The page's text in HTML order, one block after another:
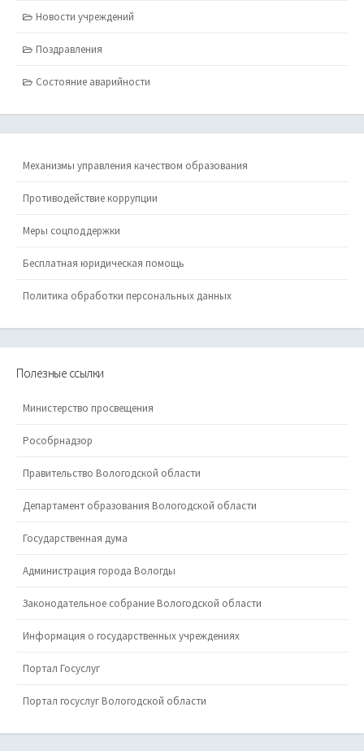
Новости учреждений
Поздравления
Состояние аварийности
Механизмы управления качеством образования
Противодействие коррупции
Меры соцподдержки
Бесплатная юридическая помощь
Политика обработки персональных данных
Полезные ссылки
Министерство просвещения
Рособрнадзор
Правительство Вологодской области
Департамент образования Вологодской области
Государственная дума
Администрация города Вологды
Законодательное собрание Вологодской области
Информация о государственных учреждениях
Портал Госуслуг
Портал госуслуг Вологодской области